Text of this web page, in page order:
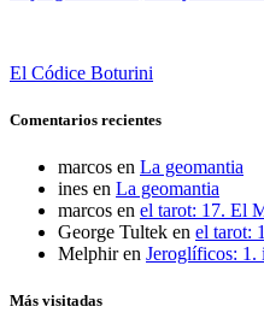
El Códice Boturini
Comentarios recientes
marcos en La geomantia
ines en La geomantia
marcos en el tarot: 17. El
George Tultek en el tarot:
Melphiren Jeroglíficos: 1.
Más visitadas